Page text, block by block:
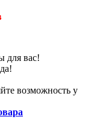
для вас!
возможность у